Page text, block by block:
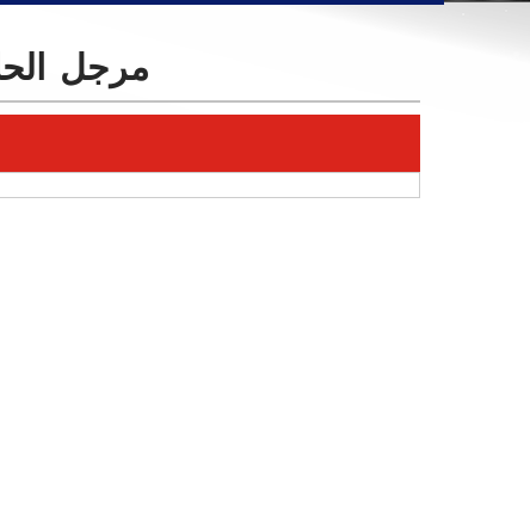
مرجل